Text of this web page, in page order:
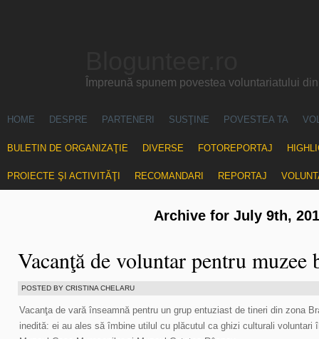
Împreună spunem povestea voluntariatului
HOME DESPRE PARTENERI SUSŢINE POVESTEA TA
BULETIN DE ORGANIZAŢIE DIVERSE FOTOREPORTAJ
PROIECTE ŞI ACTIVITĂŢI RECOMANDARI REPORTAJ
Archive for July 9th,
Vacanţă de voluntar pentru muzee
POSTED BY CRISTINA CHELARU
Vacanţa de vară înseamnă pentru un grup entuziast de tineri din zona
inedită: ei au ales să îmbine utilul cu plăcutul ca ghizi culturali voluntari